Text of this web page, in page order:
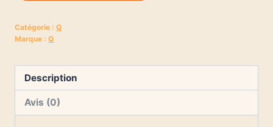
Catégorie : Q
Marque : Q
Description
Avis (0)